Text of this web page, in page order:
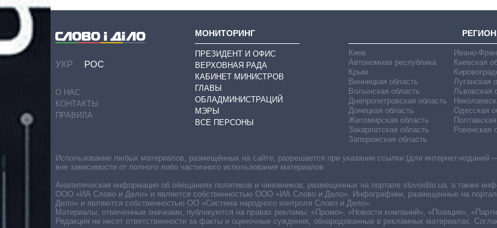
УКР РОС
О НАС
КОНТАКТЫ
ПРАВИЛА
МОНИТОРИНГ
ПРЕЗИДЕНТ И ОФИС
ВЕРХОВНАЯ РАДА
КАБИНЕТ МИНИСТРОВ
ГЛАВЫ
ОБЛАДМИНИСТРАЦИЙ
МЭРЫ
ВСЕ ПЕРСОНЫ
Киев
Автономная республика
Крым
Винницкая область
Волынская область
Днепропетровская область
Донецкая область
Житомирская область
Закарпатская область
Запорожская область
Ивано-
Киевская
Луганская
Львовская
Одесская
Ровенская
Использование любых материалов, размещённых на сайте, разрешается при указании ссылки (для интернет-изданий
вне зависимости от полного либо частичного использования материалов.
Аналитическая информация об обещаниях политиков и чиновников, размещенных на портале slovoidilo.ua, а также
ООО «ИА Слово и Дело» и является собственностью ООО «ИА Слово и Дело». Инфографики, размещенные на
Дело» и являются собственностью ОО «Система народного контроля Слово и Дело».
Материалы, отмеченные значками, публикуются на правах рекламы: «Промо», «Новости компаний», «Позиция»,
Редакция не несет ответственности за факты и оценочные суждения, обнародованные в рекламных материалах.